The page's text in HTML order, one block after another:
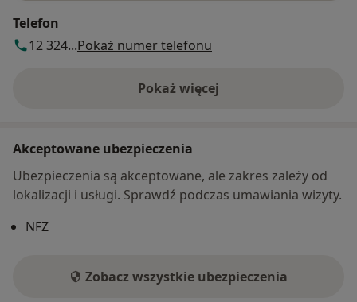
Telefon
12 324...Pokaż numer telefonu
Pokaż więcej
o adresie
Akceptowane ubezpieczenia
Ubezpieczenia są akceptowane, ale zakres zależy od
lokalizacji i usługi. Sprawdź podczas umawiania wizyty.
NFZ
Zobacz wszystkie ubezpieczenia